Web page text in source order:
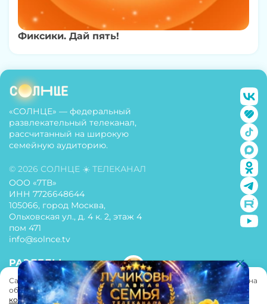
Фиксики. Дай пять!
«СОЛНЦЕ» — федеральный
развлекательный телеканал,
рассчитанный на широкую
семейную аудиторию.
© 2026 СОЛНЦЕ ☀️ ТЕЛЕКАНАЛ
ООО «7ТВ»
ИНН 7726648644
105066, город Москва,
Ольховская ул., д. 4 к. 2, этаж 4
пом 471
info@solnce.tv
РАЗДЕЛЫ
О телеканале
Сайт использует cookie. Нажимая «Принять» вы даетесогласиена
обработку персональных данных согласно«Политике
конфиденциальности». Вы можете запретить обработку cookie-